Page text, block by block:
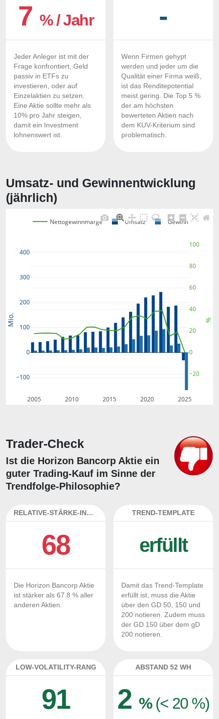
7 % / Jahr
Jeder Anleger ist mit der
Frage konfrontiert, Geld
passiv in ETFs zu
investieren, oder auf
Einzelaktien zu setzen.
Eine Aktie sollte mehr als
10% pro Jahr steigen,
damit ein Investment
lohnenswert ist.
-
Wenn Firmen gehypt
werden und jeder um die
Qualität einer Firma weiß,
ist das Renditepotential
meist gering. Die Top 5 %
der am höchsten
bewerteten Aktien nach
dem KUV-Kriterium sind
problematisch.
Umsatz- und Gewinnentwicklung
(jährlich)
2005 2010 2015 2020 2025
−100
0
100
200
300
400
−20
0
20
40
60
80
100
Nettogewinnmarge Umsatz Gewinn
Mio. %
Trader-Check
Ist die Horizon Bancorp Aktie ein
guter Trading-Kauf im Sinne der
Trendfolge-Philosophie?
RELATIVE-STÄRKE-INDEX
68
Die Horizon Bancorp Aktie
ist stärker als 67.8 % aller
anderen Aktien.
TREND-TEMPLATE
erfüllt
Damit das Trend-Template
erfüllt ist, muss die Aktie
über den GD 50, 150 und
200 notieren. Zudem muss
der GD 150 über dem gD
200 notieren.
LOW-VOLATILITY-RANG
91
ABSTAND 52 WH
2 % (< 20 %)